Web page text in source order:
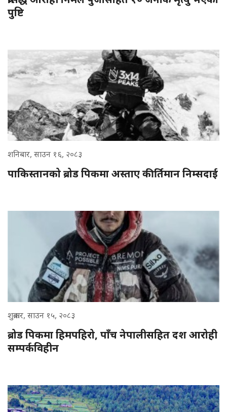
पुष्टि
शनिबार, साउन १६, २०८३
पाकिस्तानको ब्रोड पिकमा अस्ताए कीर्तिमान निम्सदाई
शुक्रबार, साउन १५, २०८३
ब्रोड पिकमा हिमपहिरो, पाँच नेपालीसहित दश आरोही
सम्पर्कविहीन